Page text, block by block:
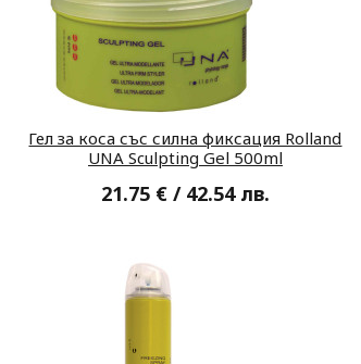
Гел за коса със силна фиксация Rolland
UNA Sculpting Gel 500ml
21.75 € / 42.54 лв.